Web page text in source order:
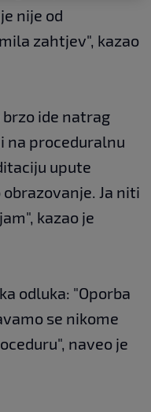
nije od
zahtjev", kazao
ide natrag
na proceduralnu
upute
Ja niti
kazao je
odluka: "Oporba
se nikome
naveo je